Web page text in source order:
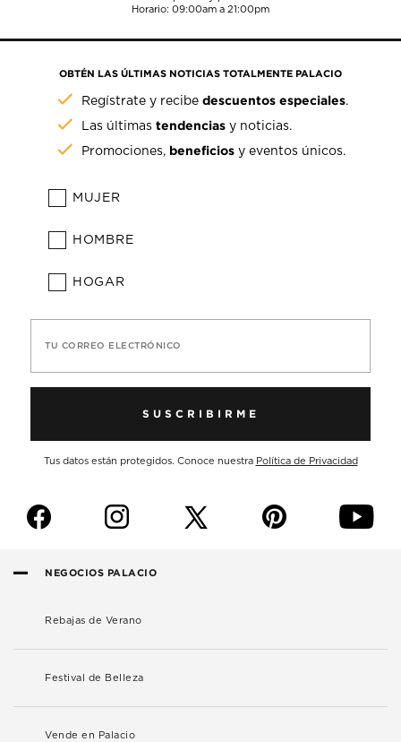
Horario: 09:00am a 21:00pm
OBTÉN LAS ÚLTIMAS NOTICIAS TOTALMENTE PALACIO
Regístrate y recibedescuentos especiales.
Las últimastendencias y noticias.
Promociones, beneficios y eventos únicos.
MUJER
HOMBRE
HOGAR
TU CORREO ELECTRÓNICO
SUSCRIBIRME
Tus datos están protegidos. Conoce nuestra Política de Privacidad
f i p y
NEGOCIOS PALACIO
Rebajas de Verano
Festival de Belleza
Vende en Palacio